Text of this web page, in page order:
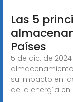
Las 5
Países
5 de dic. de
su impacto en
de la energía en